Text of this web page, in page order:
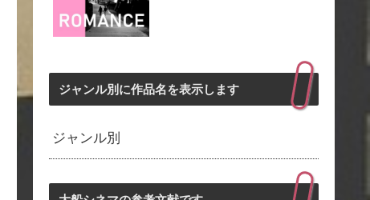
ジャンル別に作品名を表示します
ジャンル別